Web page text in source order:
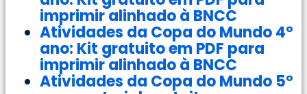
imprimir alinhado à BNCC
Atividades da Copa do Mundo 4°
ano: Kit gratuito em PDF para
imprimir alinhado à BNCC
Atividades da Copa do Mundo 5°